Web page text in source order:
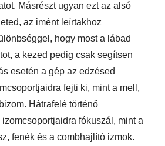
Másrészt ugyan ezt az alsó
az imént leírtakhoz
hogy most a lábad
a kezed pedig csak segítsen
esetén a gép az edzésed
fejti ki, mint a mell,
Hátrafelé történő
fókuszál, mint a
fenék és a combhajlító izmok.